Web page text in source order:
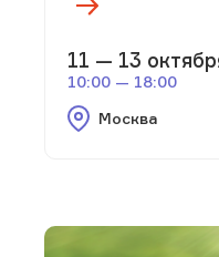
11 — 13
10:00 — 18:00
Москва